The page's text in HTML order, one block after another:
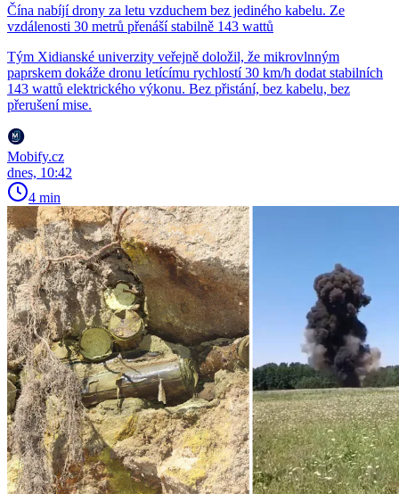
Čína nabíjí drony za letu vzduchem bez jediného kabelu. Ze
vzdálenosti 30 metrů přenáší stabilně 143 wattů
Tým Xidianské univerzity veřejně doložil, že mikrovlnným
paprskem dokáže dronu letícímu rychlostí 30 km/h dodat stabilních
143 wattů elektrického výkonu. Bez přistání, bez kabelu, bez
přerušení mise.
Mobify.cz
dnes, 10:42
4 min